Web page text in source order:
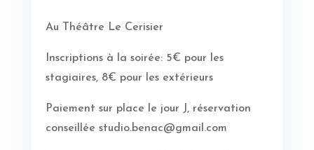
Au Théâtre Le Cerisier
Inscriptions à la soirée: 5€ pour les
stagiaires, 8€ pour les extérieurs
Paiement sur place le jour J, réservation
conseillée studio.benac@gmail.com